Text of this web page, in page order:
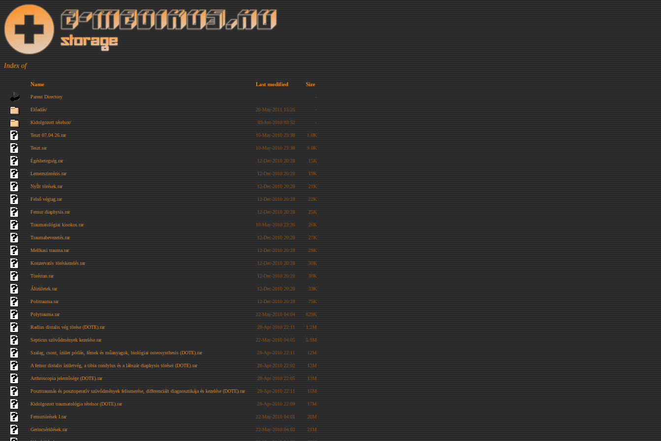
Index of
Name Last modified Size
Parent Directory -
Előadás/ 20-May-2011 15:26 -
Kidolgozott tételsor/ 03-Jun-2010 03:52 -
Teszt 07.04.26.rar 10-May-2010 23:38 1.0K
Teszt.rar 10-May-2010 23:38 9.0K
Égésbetegség.rar 12-Dec-2010 20:28 15K
Lemezszintézis.rar 12-Dec-2010 20:28 19K
NyÍlt törések.rar 12-Dec-2010 20:28 21K
Felső végtag.rar 12-Dec-2010 20:28 22K
Femur diaphysis.rar 12-Dec-2010 20:28 25K
Traumatológiai kisokos.rar 10-May-2010 23:36 26K
Traumabevezetés.rar 12-Dec-2010 20:28 27K
Mellkasi trauma.rar 12-Dec-2010 20:28 29K
Konzervatív töréskezelés.rar 12-Dec-2010 20:28 30K
Töréstan.rar 12-Dec-2010 20:28 30K
Álizületek.rar 12-Dec-2010 20:28 33K
Politrauma.rar 12-Dec-2010 20:28 75K
Polytrauma.rar 22-May-2010 04:04 829K
Radius distalis vég törése (DOTE).rar 28-Apr-2010 22:11 1.2M
Septicus szövődmények kezelése.rar 22-May-2010 04:05 5.9M
Szalag, csont, ízület pótlás, fémek és műanyagok, biológiai osteosynthesis (DOTE).rar 28-Apr-2010 22:11 12M
A femur distalis ízületvég, a tibia condylus és a lábszár diaphysis törései (DOTE).rar 28-Apr-2010 22:02 13M
Arthroscopia jelentősége (DOTE).rar 28-Apr-2010 22:05 13M
Poszttraumás és posztoperatív szövődmények felismerése, differenciált diagnosztikája és kezelése (DOTE).rar 28-Apr-2010 22:11 15M
Kidolgozott traumatológia tételsor (DOTE).rar 28-Apr-2010 22:09 17M
Femurtörések I.rar 22-May-2010 04:01 20M
Gerincsérülések.rar 22-May-2010 04:02 21M